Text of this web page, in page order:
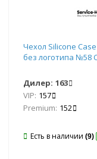
Чехол Silicone
без логотипа №58
Дилер: 163
VIP: 157
Premium: 152
Есть в наличии (9)